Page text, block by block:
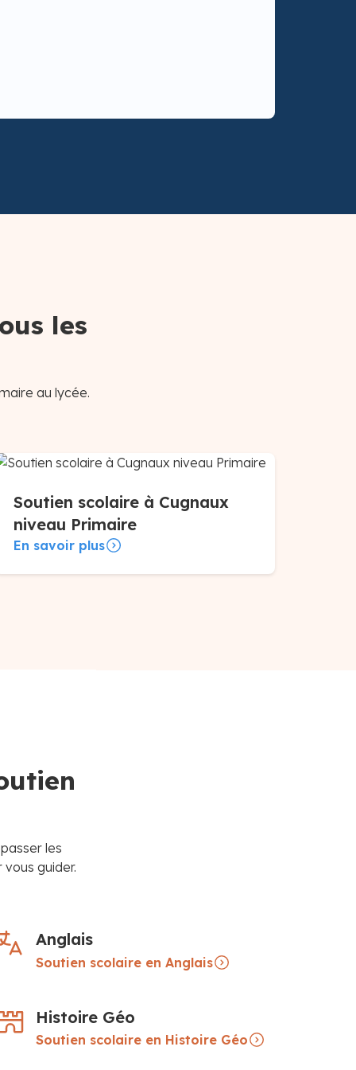
les
au lycée.
Soutien scolaire à Cugnaux
niveau Primaire
En savoir plus
les
guider.
Anglais
Soutien scolaire en Anglais
Histoire Géo
Soutien scolaire en Histoire Géo